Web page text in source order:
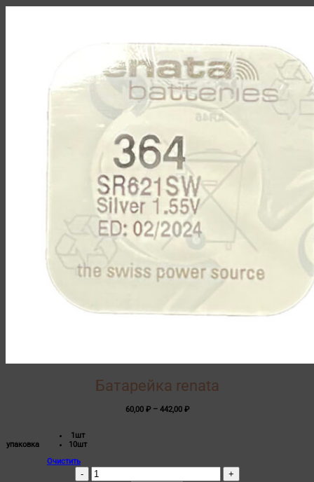
Батарейка renata
60,00 ₽ – 442,00 ₽Диапазон
упаковка
1шт
10шт
Очистить
Количество
товара